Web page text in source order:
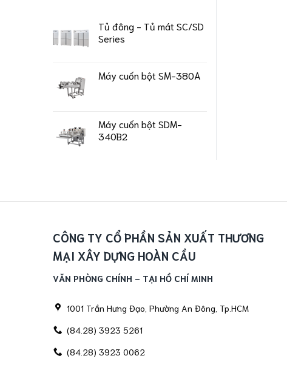
Tủ đông - Tủ mát SC/SD
Series
Máy cuốn bột SM-380A
Máy cuốn bột SDM-
340B2
CÔNG TY CỔ PHẦN SẢN XUẤT THƯƠNG
MẠI XÂY DỰNG HOÀN CẦU
VĂN PHÒNG CHÍNH - TẠI HỒ CHÍ MINH
1001 Trần Hưng Đạo, Phường An Đông, Tp.HCM
(84.28) 3923 5261
(84.28) 3923 0062